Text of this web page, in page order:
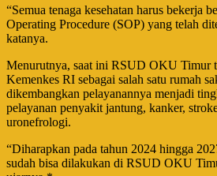
“Semua tenaga kesehatan harus bekerja
Operating Procedure (SOP) yang telah
katanya.
Menurutnya, saat ini RSUD OKU Timur
Kemenkes RI sebagai salah satu rumah
dikembangkan pelayanannya menjadi
pelayanan penyakit jantung, kanker,
uronefrologi.
“Diharapkan pada tahun 2024 hingga
sudah bisa dilakukan di RSUD OKU